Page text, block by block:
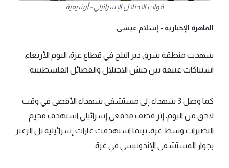
قوات الاحتلال الإسرائيلي - أرشيفية
القاهرة الإخبارية - إسلام عيسى
شهدت منطقة شرق دير البلح في قطاع غزة، اليوم الأربعاء،
اشتباكات عنيفة بين جيش الاحتلال والفصائل الفلسطينية.
كما وصل 3 شهداء إلى مستشفى شهداء الأقصى في وقت
لاحق من اليوم، إثر قصف مدفعي إسرائيلي استهدف مخيم
النصيرات وسط غزة، بينما استهدفت غارات إسرائيلية تل الزعتر
بجوار المستشفى الإندونيسي في غزة.